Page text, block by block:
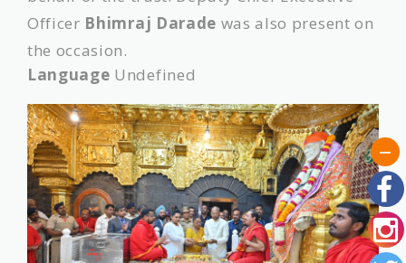
Officer Bhimraj Darade was also present on
the occasion.
Language Undefined